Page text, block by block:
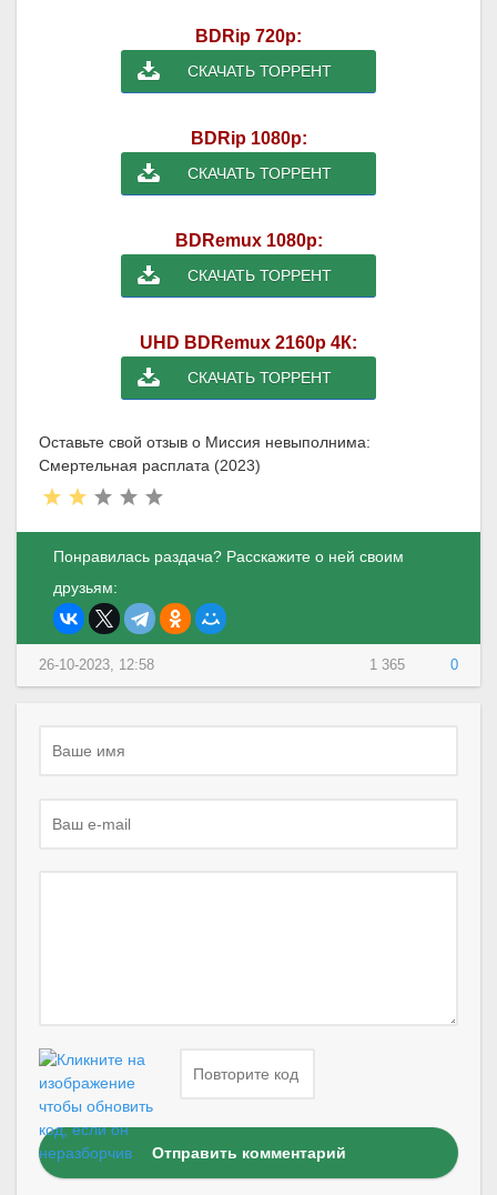
BDRip 720p:
СКАЧАТЬ ТОРРЕНТ
BDRip 1080p:
СКАЧАТЬ ТОРРЕНТ
BDRemux 1080p:
СКАЧАТЬ ТОРРЕНТ
UHD BDRemux 2160p 4К:
СКАЧАТЬ ТОРРЕНТ
Оставьте свой отзыв о Миссия невыполнима:
Смертельная расплата (2023)
Понравилась раздача? Расскажите о ней своим
друзьям:
1 365 0
26-10-2023, 12:58
Отправить комментарий